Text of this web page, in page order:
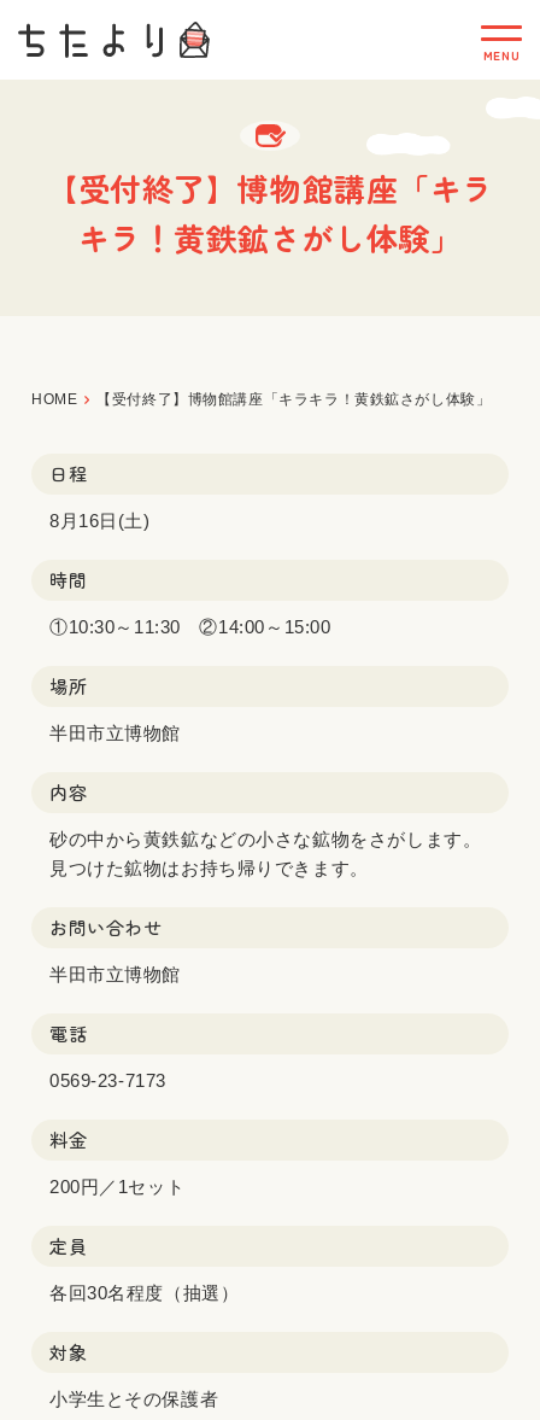
【受付終了】博物館講座「キラ
キラ！黄鉄鉱さがし体験」
HOME 【受付終了】博物館講座「キラキラ！黄鉄鉱さがし体験」
日程
8月16日(土)
時間
①10:30～11:30 ②14:00～15:00
場所
半田市立博物館
内容
砂の中から黄鉄鉱などの小さな鉱物をさがします。
見つけた鉱物はお持ち帰りできます。
お問い合わせ
半田市立博物館
電話
0569-23-7173
料金
200円／1セット
定員
各回30名程度（抽選）
対象
小学生とその保護者